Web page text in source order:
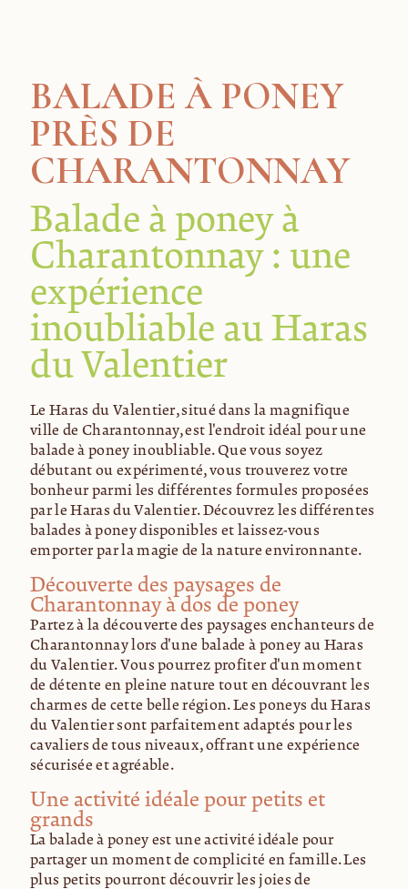
BALADE À PONEY
PRÈS DE
CHARANTONNAY
Balade à poney à
Charantonnay : une
expérience
inoubliable au Haras
du Valentier
Le Haras du Valentier, situé dans la magnifique
ville de Charantonnay, est l'endroit idéal pour une
balade à poney inoubliable. Que vous soyez
débutant ou expérimenté, vous trouverez votre
bonheur parmi les différentes formules proposées
par le Haras du Valentier. Découvrez les différentes
balades à poney disponibles et laissez-vous
emporter par la magie de la nature environnante.
Découverte des paysages de
Charantonnay à dos de poney
Partez à la découverte des paysages enchanteurs de
Charantonnay lors d'une balade à poney au Haras
du Valentier. Vous pourrez profiter d'un moment
de détente en pleine nature tout en découvrant les
charmes de cette belle région. Les poneys du Haras
du Valentier sont parfaitement adaptés pour les
cavaliers de tous niveaux, offrant une expérience
sécurisée et agréable.
Une activité idéale pour petits et
grands
La balade à poney est une activité idéale pour
partager un moment de complicité en famille. Les
plus petits pourront découvrir les joies de